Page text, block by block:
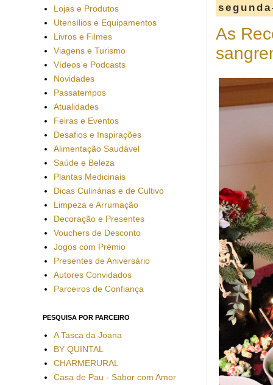
As
Lojas e Produtos
Utensílios e Equipamentos
Livros e Filmes
Viagens e Turismo
Vídeos e Podcasts
Novidades
Passatempos
Atualidades
Feiras e Eventos
Desafios e Inspirações
Alimentação Saudável
Saúde e Beleza
Plantas Medicinais
Dicas Culinárias e de Cultivo
Limpeza e Arrumação
Decoração e Presentes
Vouchers de Desconto
Jogos com Prémio
Presentes de Aniversário
Autores Convidados
Parceiros de Confiança
PESQUISA POR PARCEIRO
A Tasca da Joana
BY QUINTAL
CHARMERURAL
Casa de Pau - Sabor com Amor